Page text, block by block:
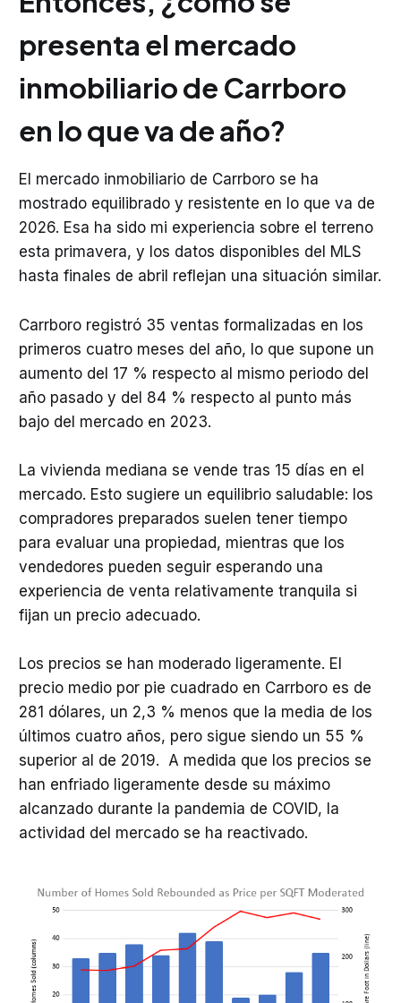
presenta el mercado
inmobiliario de Carrboro
en lo que va de año?
El mercado inmobiliario de Carrboro se ha
mostrado equilibrado y resistente en lo que va de
2026. Esa ha sido mi experiencia sobre el terreno
esta primavera, y los datos disponibles del MLS
hasta finales de abril reflejan una situación similar.
Carrboro registró 35 ventas formalizadas en los
primeros cuatro meses del año, lo que supone un
aumento del 17 % respecto al mismo periodo del
año pasado y del 84 % respecto al punto más
bajo del mercado en 2023.
La vivienda mediana se vende tras 15 días en el
mercado. Esto sugiere un equilibrio saludable: los
compradores preparados suelen tener tiempo
para evaluar una propiedad, mientras que los
vendedores pueden seguir esperando una
experiencia de venta relativamente tranquila si
fijan un precio adecuado.
Los precios se han moderado ligeramente. El
precio medio por pie cuadrado en Carrboro es de
281 dólares, un 2,3 % menos que la media de los
últimos cuatro años, pero sigue siendo un 55 %
superior al de 2019. A medida que los precios se
han enfriado ligeramente desde su máximo
alcanzado durante la pandemia de COVID, la
actividad del mercado se ha reactivado.